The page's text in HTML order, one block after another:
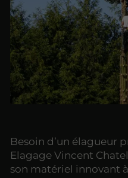
Besoin d’un élagueur
Elagage Vincent
son matériel innovant